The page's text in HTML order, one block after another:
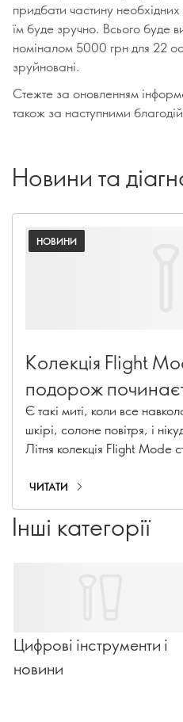
придбати частину
їм буде зручно. Всього буде
номіналом 5000 грн для 22
зруйновані.
Стежте за оновленням
також за наступними
Новини та
НОВИНИ
Колекція Flight
подорож
Є такі миті, коли все
шкірі, солоне повітря, і
Літня колекція Flight Mode
поєднуються, немов
Паспорт не потрібен.
ЧИТАТИ
Інші категорії
Цифрові інструменти і
новини